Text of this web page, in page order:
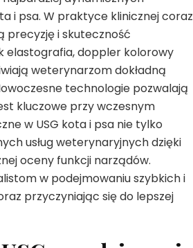
i psa. W praktyce klinicznej coraz
precyzję i skuteczność
elastografia, doppler kolorowy
weterynarzom dokładną
technologie pozwalają
kluczowe przy wczesnym
w USG kota i psa nie tylko
usług weterynaryjnych dzięki
oceny funkcji narządów.
w podejmowaniu szybkich i
przyczyniając się do lepszej